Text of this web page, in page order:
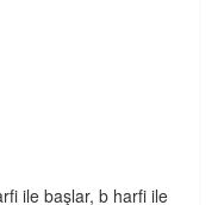
ile başlar, b harfi ile